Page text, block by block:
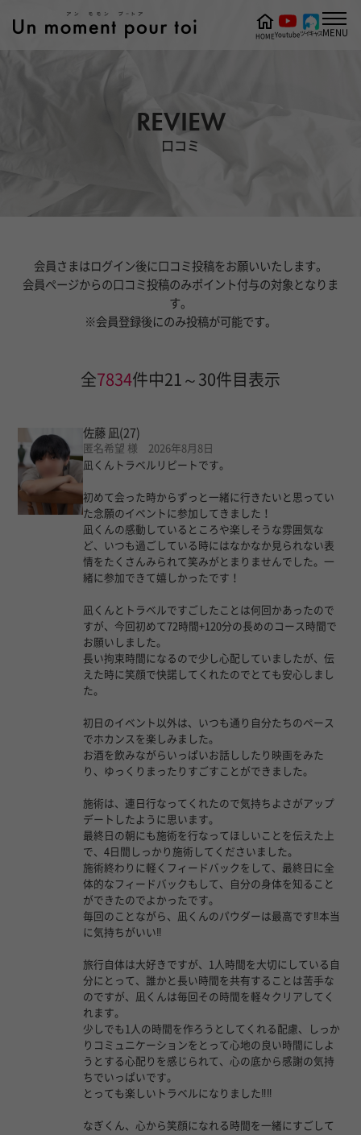
REVIEW
口コミ
HOMEYoutubeツイキャスMENU
会員さまはログイン後に口コミ投稿をお願いいたします。
会員ページからの口コミ投稿のみポイント付与の対象となりま
す。
※会員登録後にのみ投稿が可能です。
全7834件中21～30件目表示
佐藤 凪 (27)
匿名希望 様 2026年8月8日
凪くんトラベルリピートです。
初めて会った時からずっと一緒に行きたいと思ってい
た念願のイベントに参加してきました！
凪くんの感動しているところや楽しそうな雰囲気な
ど、いつも過ごしている時にはなかなか見られない表
情をたくさんみられて笑みがとまりませんでした。一
緒に参加できて嬉しかったです！
凪くんとトラベルですごしたことは何回かあったので
すが、今回初めて72時間+120分の長めのコース時間で
お願いしました。
長い拘束時間になるので少し心配していましたが、伝
えた時に笑顔で快諾してくれたのでとても安心しまし
た。
初日のイベント以外は、いつも通り自分たちのペース
でホカンスを楽しみました。
お酒を飲みながらいっぱいお話ししたり映画をみた
り、ゆっくりまったりすごすことができました。
施術は、連日行なってくれたので気持ちよさがアップ
デートしたように思います。
最終日の朝にも施術を行なってほしいことを伝えた上
で、4日間しっかり施術してくださいました。
施術終わりに軽くフィードバックをして、最終日に全
体的なフィードバックもして、自分の身体を知ること
ができたのでよかったです。
毎回のことながら、凪くんのパウダーは最高です‼︎本当
に気持ちがいい‼︎
旅行自体は大好きですが、1人時間を大切にしている自
分にとって、誰かと長い時間を共有することは苦手な
のですが、凪くんは毎回その時間を軽々クリアしてく
れます。
少しでも1人の時間を作ろうとしてくれる配慮、しっか
りコミュニケーションをとって心地の良い時間にしよ
うとする心配りを感じられて、心の底から感謝の気持
ちでいっぱいです。
とっても楽しいトラベルになりました‼︎‼︎
なぎくん、心から笑顔になれる時間を一緒にすごして